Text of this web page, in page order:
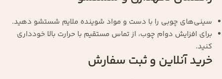
سینی‌های چوبی را با دست و مواد شوینده ملایم شستشو دهید.
برای افزایش دوام چوب، از تماس مستقیم با حرارت بالا خودداری
کنید.
خرید آنلاین و ثبت سفارش